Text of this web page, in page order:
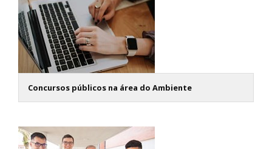
Concursos públicos na área do Ambiente